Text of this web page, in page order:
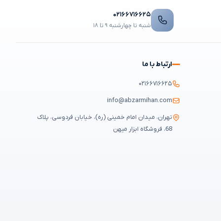
۰۲۱۶۶۷۱۶۶۲۵
شنبه تا چهارشنبه ۹ تا ۱۸
ارتباط با ما
۰۲۱۶۶۷۱۶۶۲۵
info@abzarmihan.com
تهران، میدان امام خمینی (ره)، خیابان فردوسی، پلاک
68، فروشگاه ابزار میهن